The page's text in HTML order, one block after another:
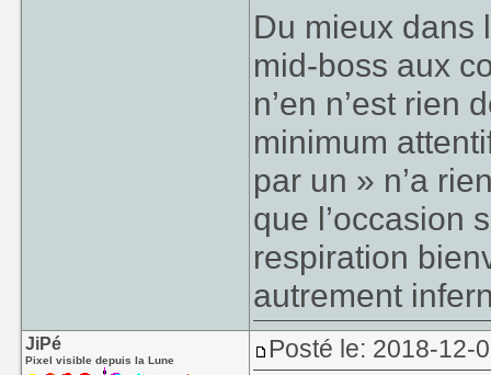
Du mieux dans
mid-boss aux
n’en n’est rien
minimum
par un » n’a
que l’occasion
respiration
autrement
JiPé
Pixel visible depuis la Lune Posté le: 2018-12-